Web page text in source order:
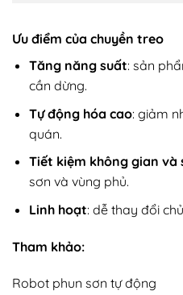
Ưu điểm của chuyền treo
Tăng năng suất: sản
cần dừng.
Tự động hóa cao: giảm
quán.
Tiết kiệm không gian và
sơn và vùng phủ.
Linh hoạt: dễ thay đổi
Tham khảo:
Robot phun sơn tự động